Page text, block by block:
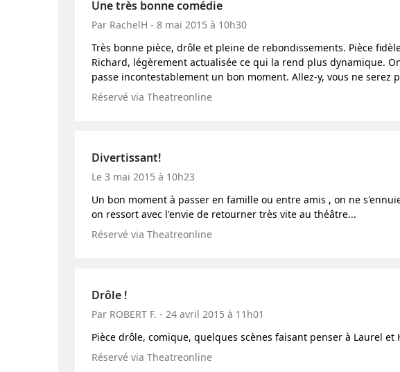
Une très bonne comédie
Par RachelH - 8 mai 2015 à 10h30
Très bonne pièce, drôle et pleine de rebondissements. Pièce
Richard, légèrement actualisée ce qui la rend plus dynamique.
passe incontestablement un bon moment. Allez-y, vous ne serez
Réservé via Theatreonline
Divertissant!
Le 3 mai 2015 à 10h23
Un bon moment à passer en famille ou entre amis , on ne
on ressort avec l'envie de retourner très vite au théâtre...
Réservé via Theatreonline
Drôle !
Par ROBERT F. - 24 avril 2015 à 11h01
Pièce drôle, comique, quelques scènes faisant penser à Laurel et
Réservé via Theatreonline